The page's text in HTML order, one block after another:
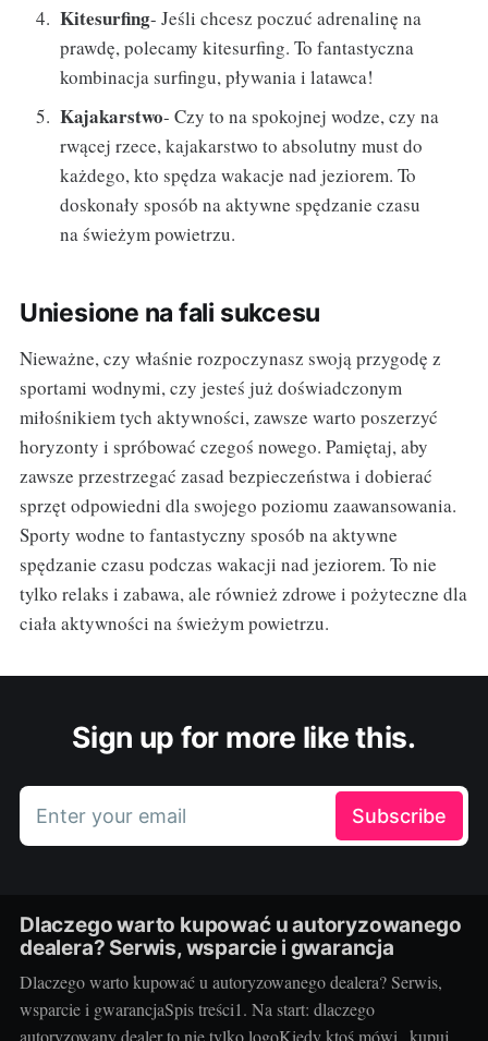
Kitesurfing- Jeśli chcesz poczuć adrenalinę na
prawdę, polecamy kitesurfing. To fantastyczna
kombinacja surfingu, pływania i latawca!
Kajakarstwo- Czy to na spokojnej wodze, czy na
rwącej rzece, kajakarstwo to absolutny must do
każdego, kto spędza wakacje nad jeziorem. To
doskonały sposób na aktywne spędzanie czasu
na świeżym powietrzu.
Uniesione na fali sukcesu
Nieważne, czy właśnie rozpoczynasz swoją przygodę z
sportami wodnymi, czy jesteś już doświadczonym
miłośnikiem tych aktywności, zawsze warto poszerzyć
horyzonty i spróbować czegoś nowego. Pamiętaj, aby
zawsze przestrzegać zasad bezpieczeństwa i dobierać
sprzęt odpowiedni dla swojego poziomu zaawansowania.
Sporty wodne to fantastyczny sposób na aktywne
spędzanie czasu podczas wakacji nad jeziorem. To nie
tylko relaks i zabawa, ale również zdrowe i pożyteczne dla
ciała aktywności na świeżym powietrzu.
Sign up for more like this.
Enter your email Subscribe
Dlaczego warto kupować u autoryzowanego
dealera? Serwis, wsparcie i gwarancja
Dlaczego warto kupować u autoryzowanego dealera? Serwis,
wsparcie i gwarancjaSpis treści1. Na start: dlaczego
autoryzowany dealer to nie tylko logoKiedy ktoś mówi „kupuj u